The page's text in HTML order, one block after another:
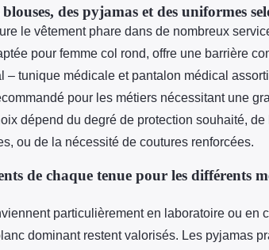
des pyjamas et des uniformes
le vêtement phare dans de nombreux
pour femme col rond, offre une barrière
– tunique médicale et pantalon médical
pour les métiers nécessitant une
dépend du degré de protection souhaité,
ou de la nécessité de coutures renforcées.
de chaque tenue pour les différents
particulièrement en laboratoire ou en
dominant restent valorisés. Les pyjamas